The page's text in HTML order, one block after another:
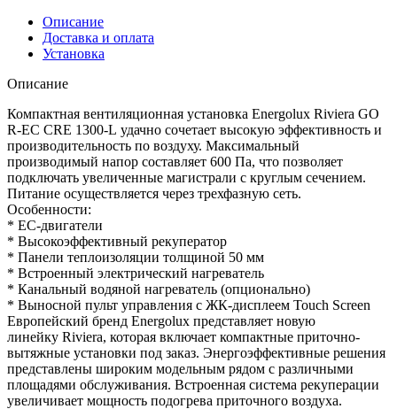
Описание
Доставка и оплата
Установка
Описание
Компактная вентиляционная установка Energolux Riviera GO
R-EC СRE 1300-L удачно сочетает высокую эффективность и
производительность по воздуху. Максимальный
производимый напор составляет 600 Па, что позволяет
подключать увеличенные магистрали с круглым сечением.
Питание осуществляется через трехфазную сеть.
Особенности:
* EC-двигатели
* Высокоэффективный рекуператор
* Панели теплоизоляции толщиной 50 мм
* Встроенный электрический нагреватель
* Канальный водяной нагреватель (опционально)
* Выносной пульт управления с ЖК-дисплеем Touch Screen
Европейский бренд Energolux представляет новую
линейку Riviera, которая включает компактные приточно-
вытяжные установки под заказ. Энергоэффективные решения
представлены широким модельным рядом с различными
площадями обслуживания. Встроенная система рекуперации
увеличивает мощность подогрева приточного воздуха.